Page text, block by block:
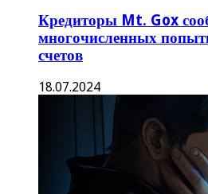
Кредиторы Mt. Gox
многочисленных
счетов
18.07.2024